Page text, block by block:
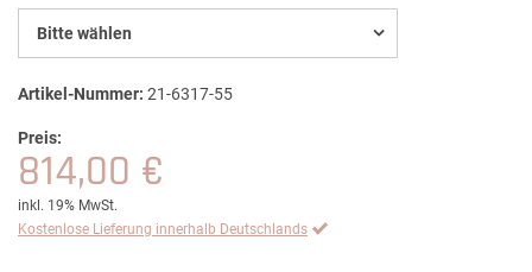
Bitte wählen
Artikel-Nummer: 21-6317-55
Preis:
814,00 €
inkl. 19% MwSt.
Kostenlose Lieferung innerhalb Deutschlands